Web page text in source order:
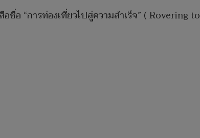
อ “การท่องเที่ยวไปสู่ความสำเร็จ” ( Rovering to